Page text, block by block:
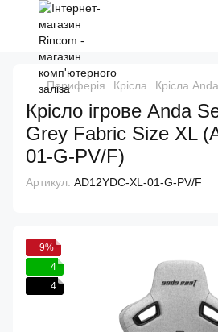
Периферія Крісла Крісла
Крісло ігрове Anda
Grey Fabric Size XL
01-G-PV/F)
Артикул: AD12YDC-XL-01-G-PV/F
−9%
4
4